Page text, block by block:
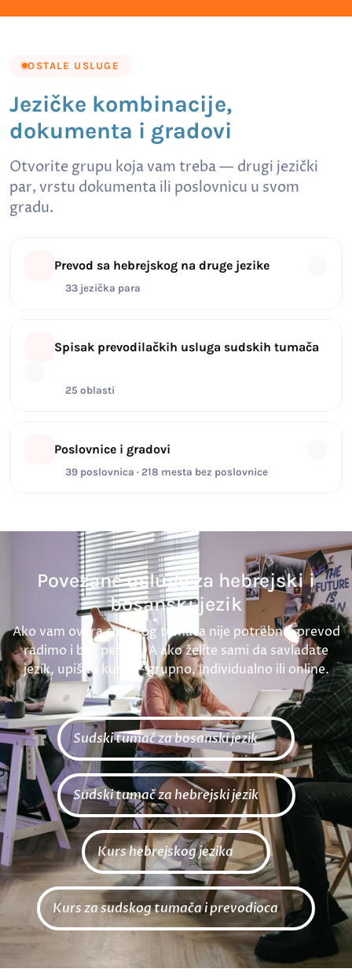
OSTALE USLUGE
Jezičke kombinacije,
dokumenta i gradovi
Otvorite grupu koja vam treba — drugi jezički
par, vrstu dokumenta ili poslovnicu u svom
gradu.
Prevod sa hebrejskog na druge jezike
33 jezička para
Spisak prevodilačkih usluga sudskih tumača
25 oblasti
Poslovnice i gradovi
39 poslovnica · 218 mesta bez poslovnice
Povezane usluge za hebrejski i
bosanski jezik
Ako vam overa sudskog tumača nije potrebna, prevod
radimo i bez pečata. A ako želite sami da savladate
jezik, upišite kurs — grupno, individualno ili online.
Sudski tumač za bosanski jezik
Sudski tumač za hebrejski jezik
Kurs hebrejskog jezika
Kurs za sudskog tumača i prevodioca